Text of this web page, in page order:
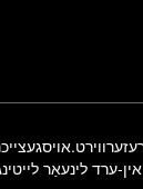
אין-ערד לינעאַר